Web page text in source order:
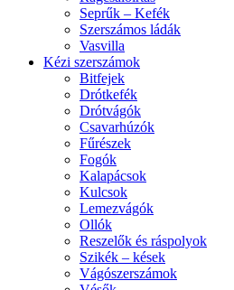
Seprűk – Kefék
Szerszámos ládák
Vasvilla
Kézi szerszámok
Bitfejek
Drótkefék
Drótvágók
Csavarhúzók
Fűrészek
Fogók
Kalapácsok
Kulcsok
Lemezvágók
Ollók
Reszelők és ráspolyok
Szikék – kések
Vágószerszámok